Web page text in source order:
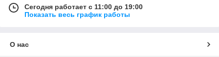
Сегодня работает с 11:00 до 19:00
Показать весь график работы
О нас